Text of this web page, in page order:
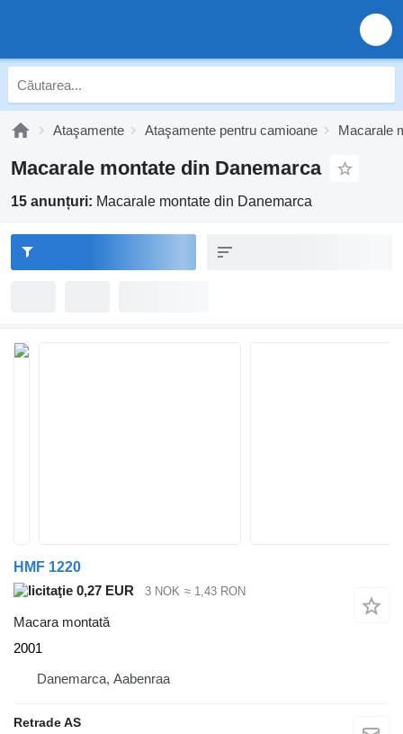
Ataşamente Ataşamente pentru camioane Macarale
Macarale montate din Danemarca
15 anunțuri: Macarale montate din Danemarca
HMF 1220
0,27 EUR
3 NOK ≈ 1,43 RON
Macara montată
2001
Danemarca, Aabenraa
Retrade AS